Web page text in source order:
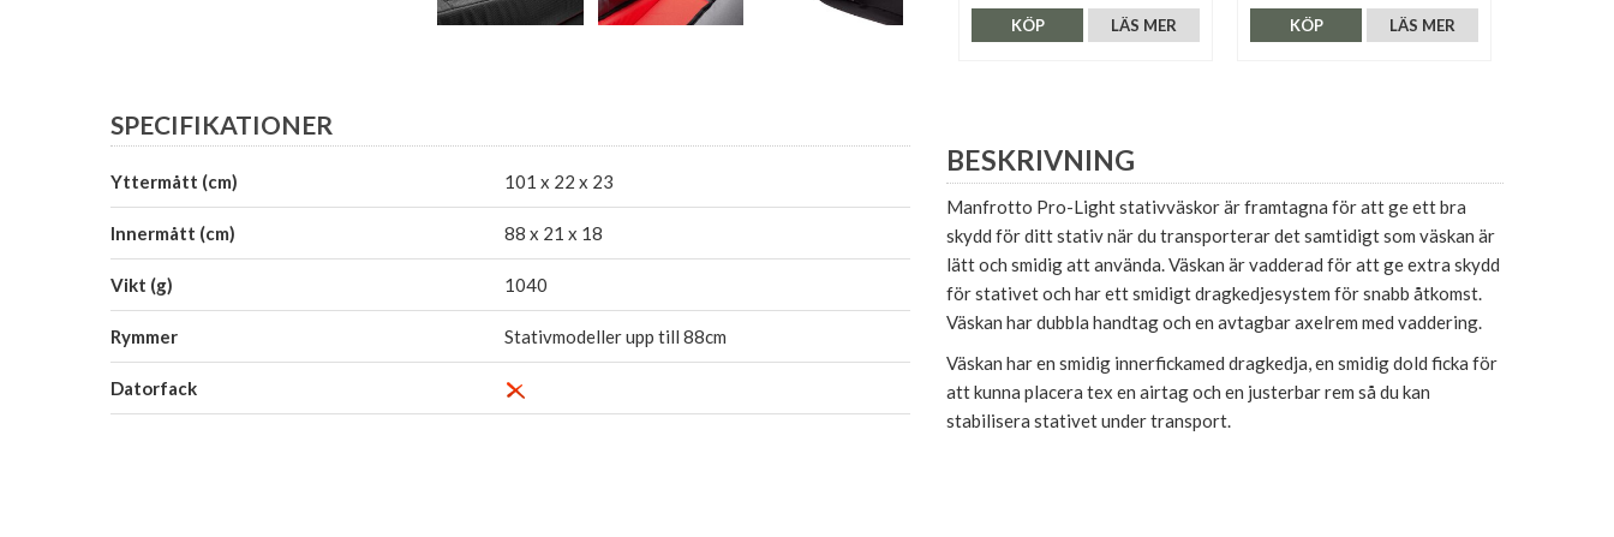
LÄS MER
KÖP LÄS MER
KÖP
BESKRIVNING
Manfrotto Pro-Light stativväskor är framtagna för att ge ett bra
skydd för ditt stativ när du transporterar det samtidigt som väskan är
lätt och smidig att använda. Väskan är vadderad för att ge extra skydd
för stativet och har ett smidigt dragkedjesystem för snabb åtkomst.
Väskan har dubbla handtag och en avtagbar axelrem med vaddering.
Väskan har en smidig innerfickamed dragkedja, en smidig dold ficka för
att kunna placera tex en airtag och en justerbar rem så du kan
stabilisera stativet under transport.
SPECIFIKATIONER
Yttermått (cm) 101 x 22 x 23
Innermått (cm) 88 x 21 x 18
Vikt (g) 1040
Rymmer Stativmodeller upp till 88cm
Datorfack